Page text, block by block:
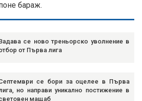
бараж.
се ново треньорско уволнение в
от Първа лига
се бори за оцелее в Първа
но направи уникално постижение в
мащаб